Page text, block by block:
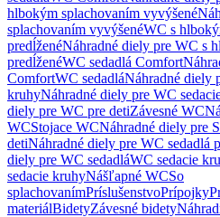
hlbokým splachovaním vyvýšené
splachovaním vyvýšenéWC s
predĺženéNáhradné diely pre WC s
predĺženéWC sedadlá Comfort
ComfortWC sedadláNáhradné diely
kruhyNáhradné diely pre WC
diely pre WC pre detiZávesné WC
WCStojace WCNáhradné diely pre
detiNáhradné diely pre WC sedadlá
diely pre WC sedadláWC sedacie
sedacie kruhyNášľapné WCSo
splachovanímPríslušenstvoPrípojky
materiálBidetyZávesné bidety